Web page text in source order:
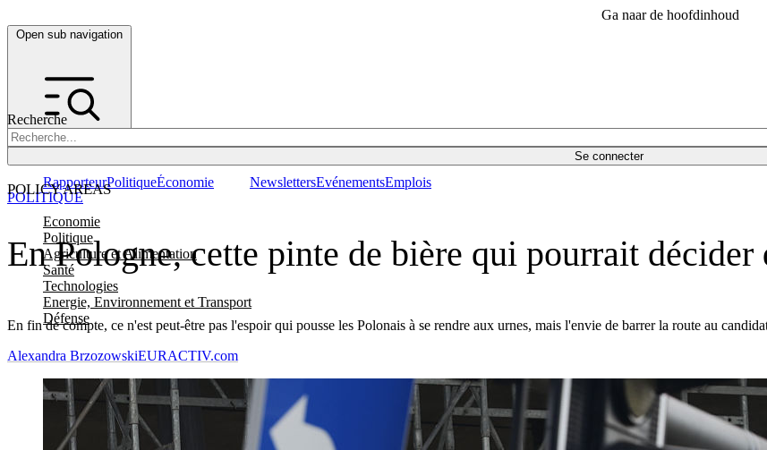
Ga naar de hoofdinhoud
Open sub navigation
Recherche
Se connecter
POLICY AREAS
Economie
Politique
Agriculture et Alimentation
Santé
Technologies
Energie, Environnement et Transport
Défense
RapporteurPolitiqueÉconomie NewslettersEvénementsEmplois
En Pologne, cette pinte de bière qui pourrait
En fin de compte, ce n'est peut-être pas l'espoir qui pousse les Polonais à se rendre aux urnes, mais l'envie de barrer la route au
POLITIQUE
Alexandra BrzozowskiEURACTIV.com